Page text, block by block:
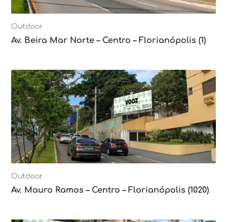
Outdoor
Av. Beira Mar Norte – Centro – Florianópolis (1)
Outdoor
Av. Mauro Ramos – Centro – Florianópolis (1020)